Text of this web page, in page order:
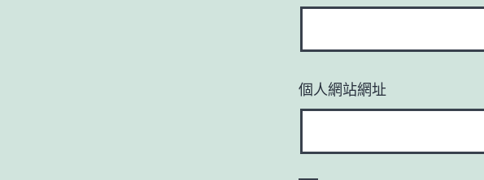
個人網站網址